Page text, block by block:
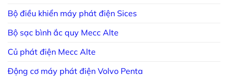
Bộ điều khiển máy phát điện Sices
Bộ sạc bình ắc quy Mecc Alte
Củ phát điện Mecc Alte
Động cơ máy phát điện Volvo Penta